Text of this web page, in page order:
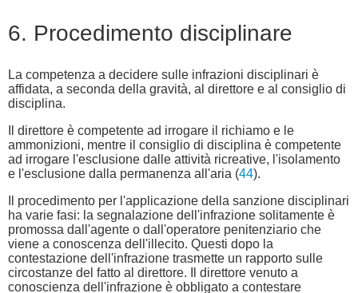
6. Procedimento disciplinare
La competenza a decidere sulle infrazioni disciplinari è
affidata, a seconda della gravità, al direttore e al consiglio di
disciplina.
Il direttore è competente ad irrogare il richiamo e le
ammonizioni, mentre il consiglio di disciplina è competente
ad irrogare l'esclusione dalle attività ricreative, l'isolamento
e l'esclusione dalla permanenza all'aria (44).
Il procedimento per l'applicazione della sanzione disciplinari
ha varie fasi: la segnalazione dell'infrazione solitamente è
promossa dall'agente o dall'operatore penitenziario che
viene a conoscenza dell'illecito. Questi dopo la
contestazione dell'infrazione trasmette un rapporto sulle
circostanze del fatto al direttore. Il direttore venuto a
conoscienza dell'infrazione è obbligato a contestare